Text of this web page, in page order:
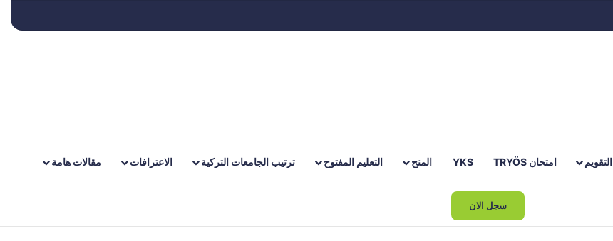
التقويم امتحان TRYÖS YKS المنح التعليم المفتوح ترتيب الجامعات التركية الاعترافات مقالات هامة
سجل الان